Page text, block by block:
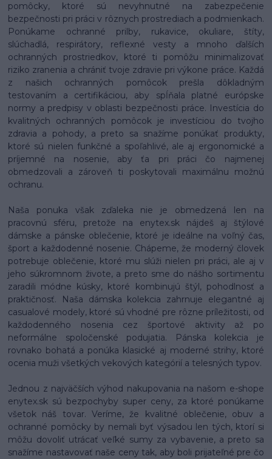
pomôcky, ktoré sú nevyhnutné na zabezpečenie
bezpečnosti pri práci v rôznych prostrediach a podmienkach.
Ponúkame ochranné prilby, rukavice, okuliare, štíty,
slúchadlá, respirátory, reflexné vesty a mnoho ďalších
ochranných prostriedkov, ktoré ti pomôžu minimalizovať
riziko zranenia a chrániť tvoje zdravie pri výkone práce. Každá
z našich ochranných pomôcok prešla dôkladným
testovaním a certifikáciou, aby spĺňala platné európske
normy a predpisy v oblasti bezpečnosti práce. Investícia do
kvalitných ochranných pomôcok je investíciou do tvojho
zdravia a pohody, a preto sa snažíme ponúkať produkty,
ktoré sú nielen funkčné a spoľahlivé, ale aj ergonomické a
príjemné na nosenie, aby ťa pri práci čo najmenej
obmedzovali a zároveň ti poskytovali maximálnu možnú
ochranu.
Naša ponuka však zďaleka nie je obmedzená len na
pracovnú sféru, pretože na enytex.sk nájdeš aj štýlové
dámske a pánske oblečenie, ktoré je ideálne na voľný čas,
šport a každodenné nosenie. Chápeme, že moderný človek
potrebuje oblečenie, ktoré mu slúži nielen pri práci, ale aj v
jeho súkromnom živote, a preto sme do nášho sortimentu
zaradili módne kúsky, ktoré kombinujú štýl, pohodlnosť a
praktičnosť. Naša dámska kolekcia zahrnuje elegantné aj
casualové modely, ktoré sú vhodné pre rôzne príležitosti, od
každodenného nosenia cez športové aktivity až po
neformálne spoločenské podujatia. Pánska kolekcia je
rovnako bohatá a ponúka klasické aj moderné strihy, ktoré
ocenia muži všetkých vekových kategórií a telesných typov.
Jednou z najväčších výhod nakupovania na našom e-shope
enytex.sk sú bezpochyby super ceny, za ktoré ponúkame
všetok náš tovar. Veríme, že kvalitné oblečenie, obuv a
ochranné pomôcky by nemali byť výsadou len tých, ktorí si
môžu dovoliť utrácať veľké sumy za vybavenie, a preto sa
snažíme nastavovať naše ceny tak, aby boli prijateľné pre čo